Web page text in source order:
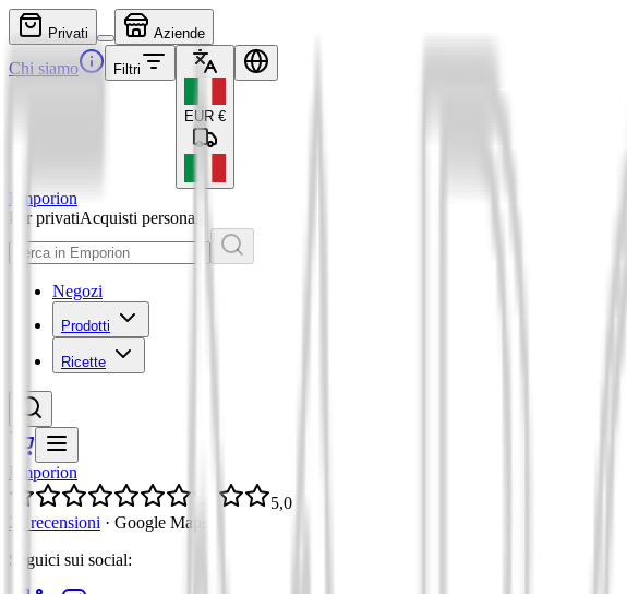
Privati Aziende
Chi siamo Filtri
EUR €
Emporion
Per privatiAcquisti personali
Negozi
Prodotti
Ricette
Emporion
5,0
21 recensioni · Google Maps
Seguici sui social: